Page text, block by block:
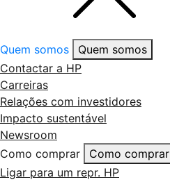
Quem somos
Quem somos
Contactar a HP
Carreiras
Relações com investidores
Impacto sustentável
Newsroom
Como comprar
Como comprar
Ligar para um repr. HP